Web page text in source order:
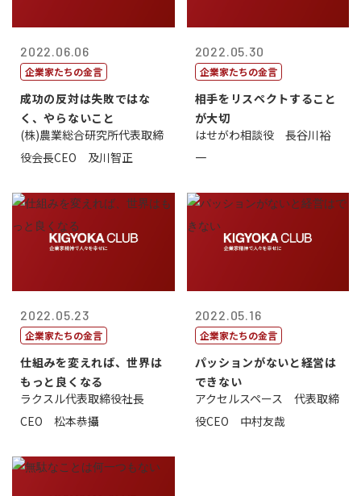
2022.06.06
企業家たちの金言
成功の反対は失敗ではな
く、やらないこと
(株)農業総合研究所代表取締
役会長CEO 及川智正
2022.05.30
企業家たちの金言
相手をリスペクトすること
が大切
はせがわ相談役 長谷川裕
一
2022.05.23
企業家たちの金言
仕組みを変えれば、世界は
もっと良くなる
ラクスル代表取締役社長
CEO 松本恭攝
2022.05.16
企業家たちの金言
パッションがないと経営は
できない
アクセルスペース 代表取締
役CEO 中村友哉